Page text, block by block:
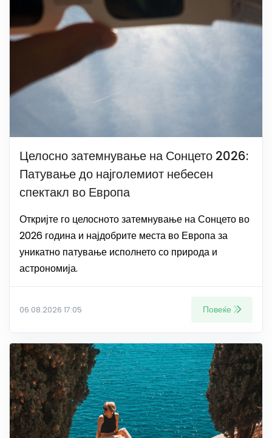
Целосно затемнување на Сонцето 2026:
Патување до најголемиот небесен
спектакл во Европа
Откријте го целосното затемнување на Сонцето во
2026 година и најдобрите места во Европа за
уникатно патување исполнето со природа и
астрономија.
06.08.2026 17:05 Повеќе